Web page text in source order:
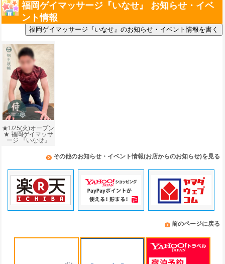
福岡ゲイマッサージ『いなせ』 お知らせ・イベ
ント情報
★1/25(火)オープン
★ 福岡ゲイマッサ
ージ 『いなせ』
その他のお知らせ・イベント情報(お店からのお知らせ)を見る
前のページに戻る